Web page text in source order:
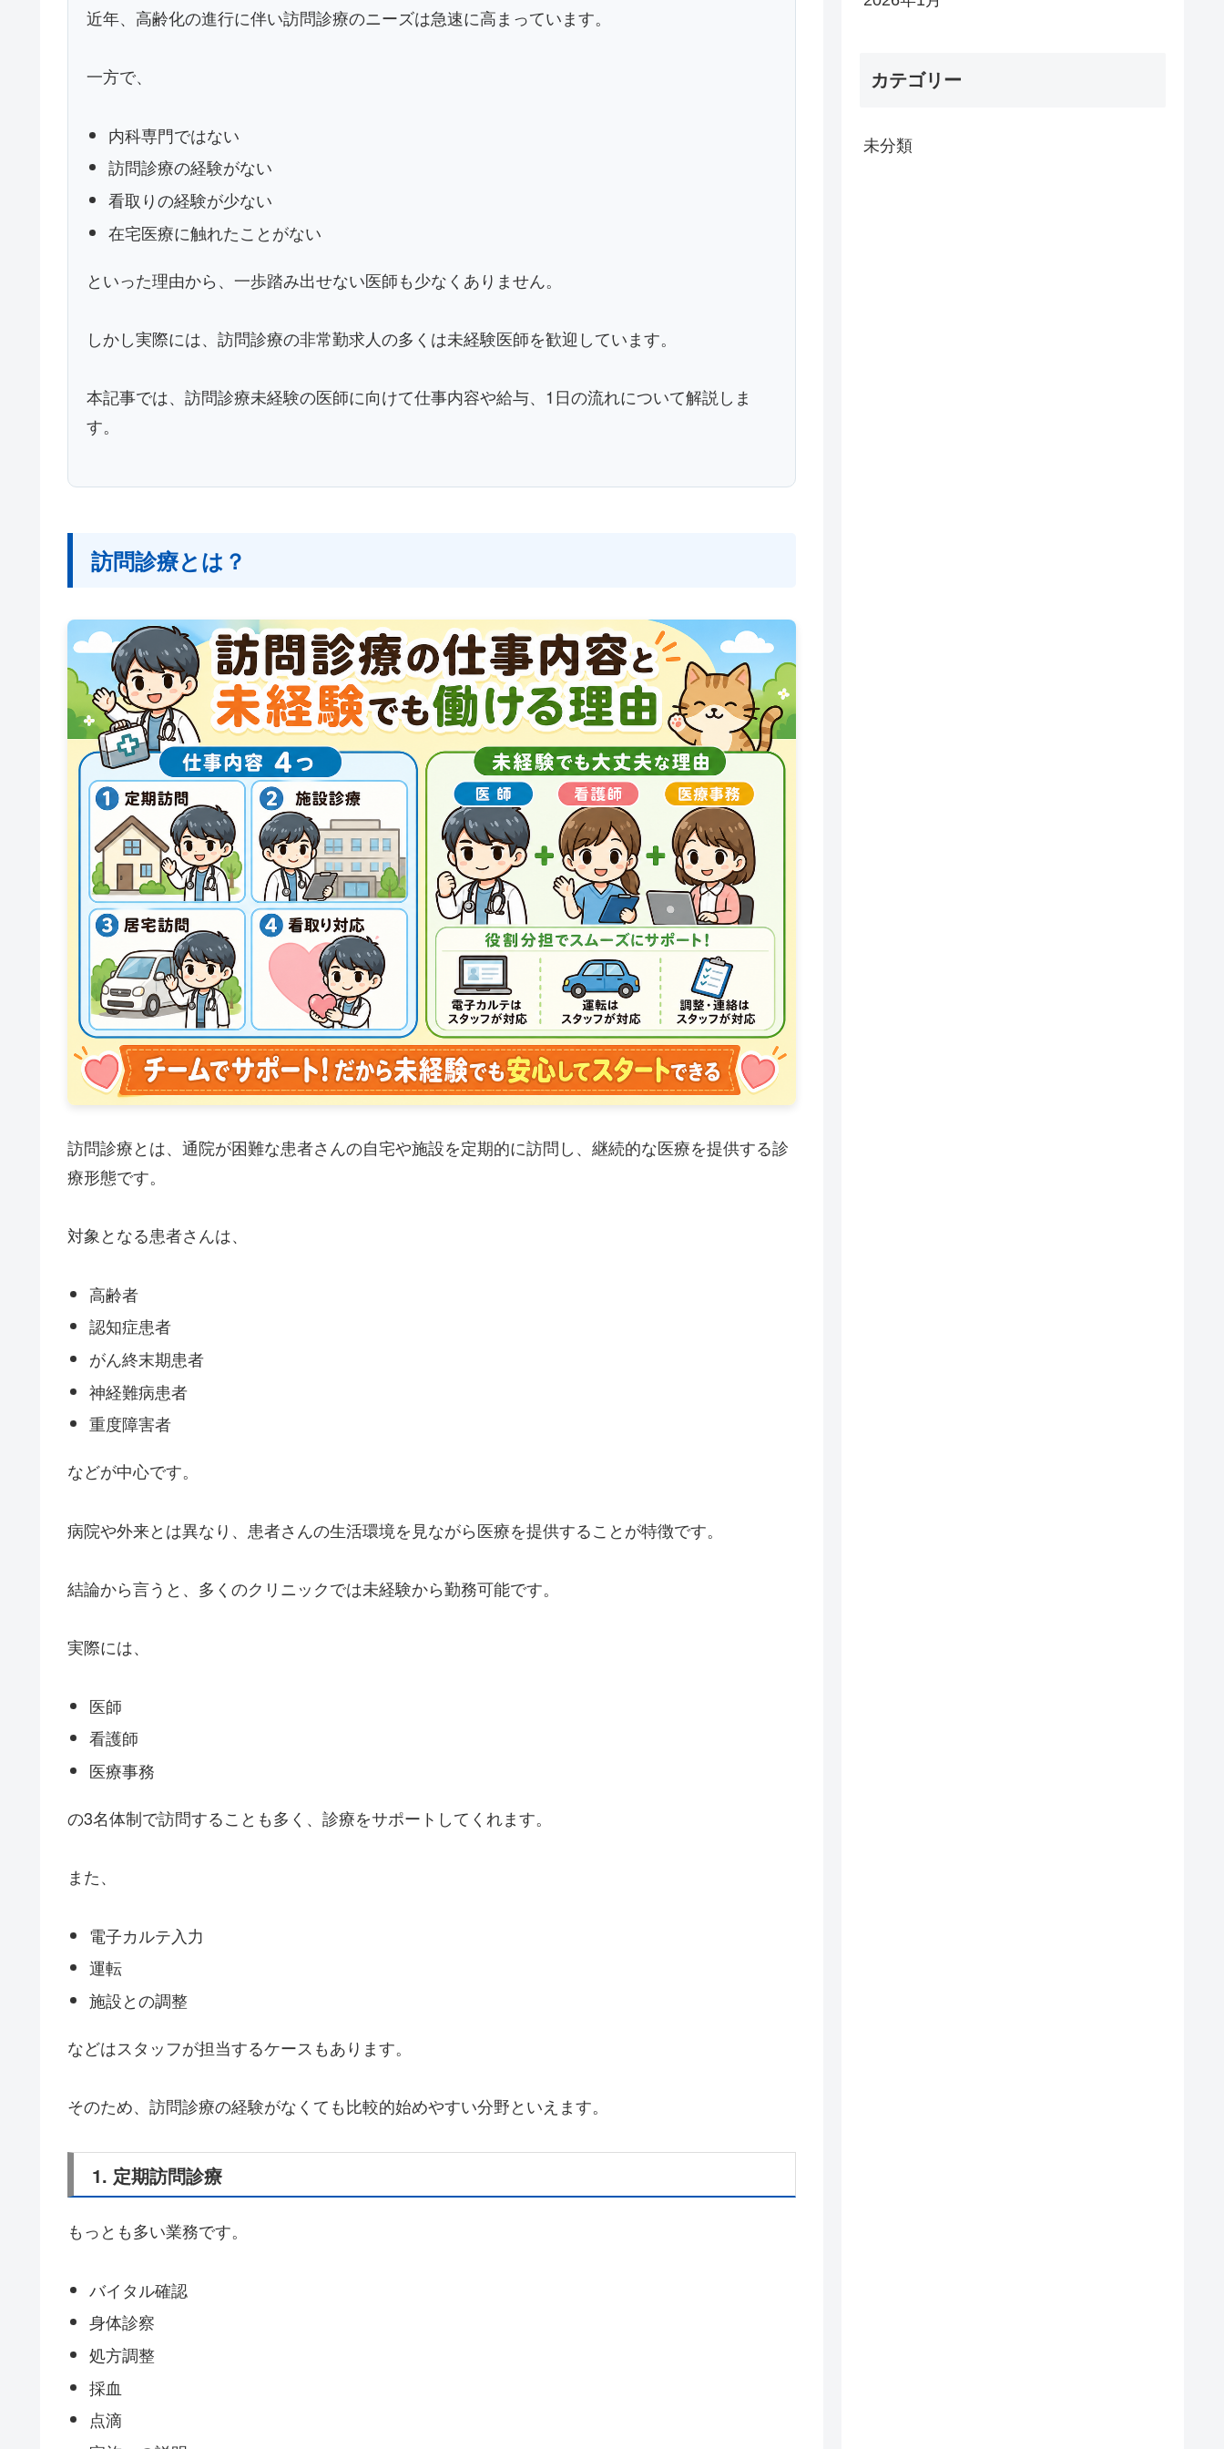
近年、高齢化の進行に伴い訪問診療のニーズは急速に高まっています。
一方で、
内科専門ではない
訪問診療の経験がない
看取りの経験が少ない
在宅医療に触れたことがない
といった理由から、一歩踏み出せない医師も少なくありません。
しかし実際には、訪問診療の非常勤求人の多くは未経験医師を歓迎しています。
本記事では、訪問診療未経験の医師に向けて仕事内容や給与、1日の流れについて解説しま
す。
訪問診療とは？
訪問診療とは、通院が困難な患者さんの自宅や施設を定期的に訪問し、継続的な医療を提供する診
療形態です。
対象となる患者さんは、
高齢者
認知症患者
がん終末期患者
神経難病患者
重度障害者
などが中心です。
病院や外来とは異なり、患者さんの生活環境を見ながら医療を提供することが特徴です。
結論から言うと、多くのクリニックでは未経験から勤務可能です。
実際には、
医師
看護師
医療事務
の3名体制で訪問することも多く、診療をサポートしてくれます。
また、
電子カルテ入力
運転
施設との調整
などはスタッフが担当するケースもあります。
そのため、訪問診療の経験がなくても比較的始めやすい分野といえます。
1. 定期訪問診療
もっとも多い業務です。
バイタル確認
身体診察
処方調整
採血
点滴
カテゴリー
未分類